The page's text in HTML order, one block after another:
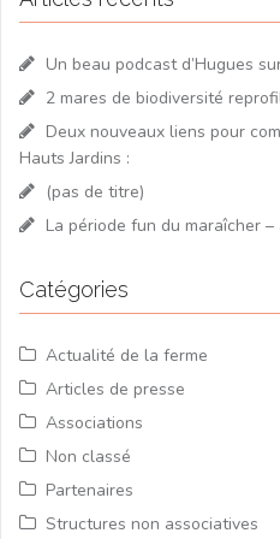
Un beau podcast d’Hugues
2 mares de biodiversité
Deux nouveaux liens pour
Hauts Jardins :
(pas de titre)
La période fun du maraîcher –
Catégories
Actualité de la ferme
Articles de presse
Associations
Non classé
Partenaires
Structures non associatives